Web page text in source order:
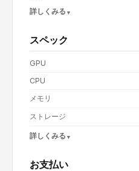
詳しくみる
支払い額（値引き・送料込み）
スペック
GPU
CPU
メモリ
ストレージ
詳しくみる
電源
お支払い